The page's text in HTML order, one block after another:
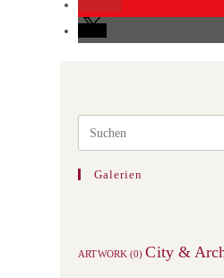
Galerien
ARTWORK (0) City &